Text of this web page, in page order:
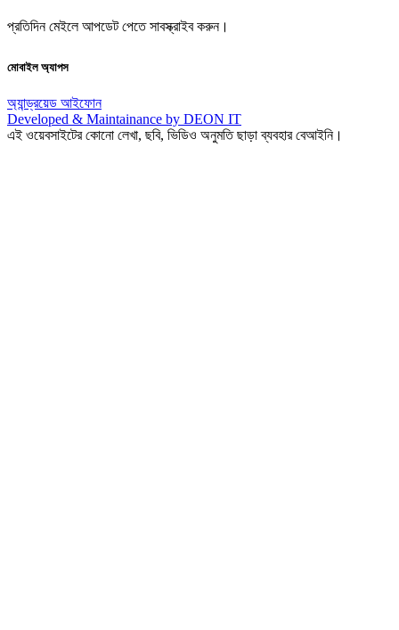
প্রতিদিন মেইলে আপডেট পেতে সাবস্ক্রাইব করুন।
মোবাইল অ্যাপস
অ্যান্ড্রয়েড আইফোন
Developed & Maintainance by DEON IT
এই ওয়েবসাইটের কোনো লেখা, ছবি, ভিডিও অনুমতি ছাড়া ব্যবহার বেআইনি।